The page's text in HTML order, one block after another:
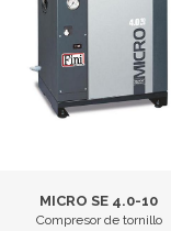
MICRO SE 4.0-10
Compresor de tornillo